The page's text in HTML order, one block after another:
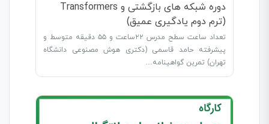
دوره شبکه های بازگشتی و Transformers
(ترم دوم یادگیری عمیق)
تعداد ساعت سطح مدرس ۲۲ساعت و ۵۵ دقیقه متوسط و
پیشرفته حامد قاسمی (دکتری هوش مصنوعی دانشگاه
تهران) تمرین گواهینامه…